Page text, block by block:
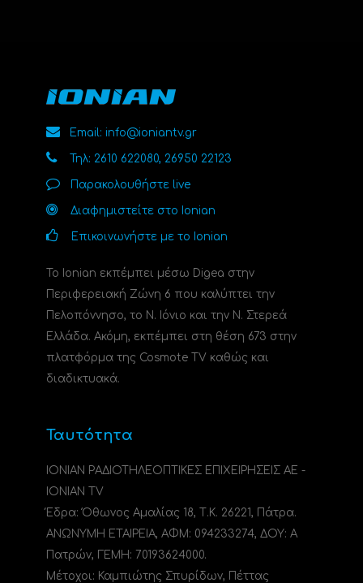
Email: info@ioniantv.gr
Τηλ: 2610 622080, 26950 22123
Παρακολουθήστε live
Διαφημιστείτε στο Ionian
Επικοινωνήστε με το Ionian
Το Ionian εκπέμπει μέσω Digea στην
Περιφερειακή Ζώνη 6 που καλύπτει την
Πελοπόννησο, το N. Ιόνιο και την Ν. Στερεά
Ελλάδα. Ακόμη, εκπέμπει στη θέση 673 στην
πλατφόρμα της Cosmote TV καθώς και
διαδικτυακά.
Ταυτότητα
ΙΟΝΙΑΝ ΡΑΔΙΟΤΗΛΕΟΠΤΙΚΕΣ ΕΠΙΧΕΙΡΗΣΕΙΣ ΑΕ -
IONIAN TV
Έδρα: Όθωνος Αμαλίας 18, Τ.Κ. 26221, Πάτρα.
ΑΝΩΝΥΜΗ ΕΤΑΙΡΕΙΑ, ΑΦΜ: 094233274, ΔΟΥ: A
Πατρών, ΓΕΜΗ: 70193624000.
Μέτοχοι: Καμπιώτης Σπυρίδων, Πέττας